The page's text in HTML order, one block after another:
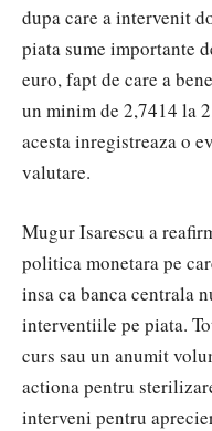
dupa care a intervenit
piata sume importante
euro, fapt de care a
un minim de 2,7414 la
acesta inregistreaza o
valutare.
Mugur Isarescu a
politica monetara pe
insa ca banca centrala
interventiile pe piata.
curs sau un anumit
actiona pentru
interveni pentru